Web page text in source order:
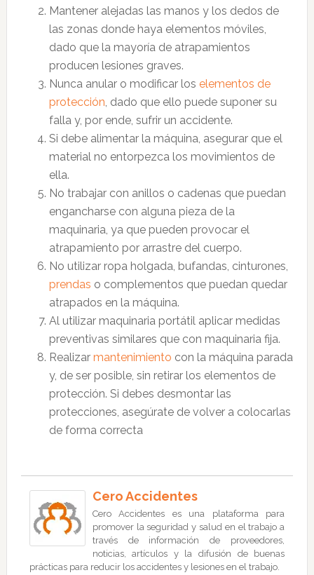
Mantener alejadas las manos y los dedos de
las zonas donde haya elementos móviles,
dado que la mayoría de atrapamientos
producen lesiones graves.
Nunca anular o modificar los elementos de
protección, dado que ello puede suponer su
falla y, por ende, sufrir un accidente.
Si debe alimentar la máquina, asegurar que el
material no entorpezca los movimientos de
ella.
No trabajar con anillos o cadenas que puedan
engancharse con alguna pieza de la
maquinaria, ya que pueden provocar el
atrapamiento por arrastre del cuerpo.
No utilizar ropa holgada, bufandas, cinturones,
prendas o complementos que puedan quedar
atrapados en la máquina.
Al utilizar maquinaria portátil aplicar medidas
preventivas similares que con maquinaria fija.
Realizar mantenimiento con la máquina parada
y, de ser posible, sin retirar los elementos de
protección. Si debes desmontar las
protecciones, asegúrate de volver a colocarlas
de forma correcta
Cero Accidentes
Cero Accidentes es una plataforma para
promover la seguridad y salud en el trabajo a
través de información de proveedores,
noticias, artículos y la difusión de buenas
prácticas para reducir los accidentes y lesiones en el trabajo.